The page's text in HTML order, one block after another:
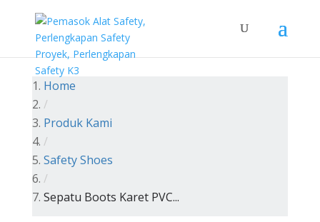
Home
/
Produk Kami
/
Safety Shoes
/
Sepatu Boots Karet PVC...